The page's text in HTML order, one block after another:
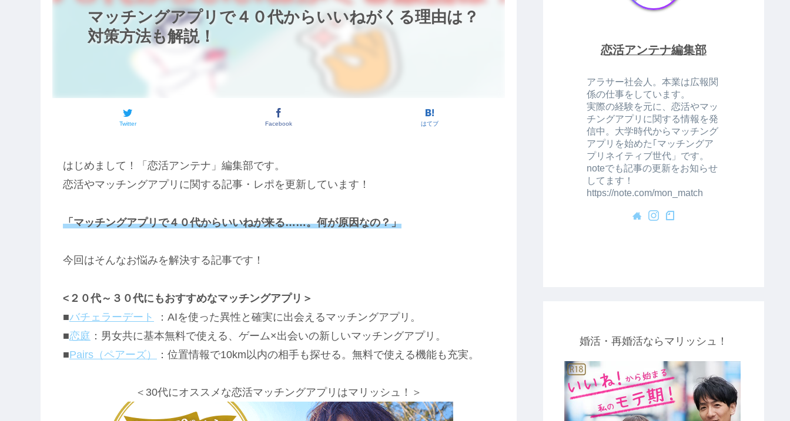
マッチングアプリで４０代からいいねがくる理由は？
対策方法も解説！
Twitter Facebook はてブ
はじめまして！「恋活アンテナ」編集部です。
恋活やマッチングアプリに関する記事・レポを更新しています！
「マッチングアプリで４０代からいいねが来る……。何が原因なの？」
今回はそんなお悩みを解決する記事です！
<２０代～３０代にもおすすめなマッチングアプリ＞
■バチェラーデート
：AIを使った異性と確実に出会えるマッチングアプリ。
■恋庭 ：男女共に基本無料で使える、ゲーム×出会いの新しいマッチングアプリ。
■Pairs（ペアーズ） ：位置情報で10km以内の相手も探せる。無料で使える機能も充実。
＜30代にオススメな恋活マッチングアプリはマリッシュ！＞
恋活アンテナ編集部
アラサー社会人。本業は広報関
係の仕事をしています。
実際の経験を元に、恋活やマッ
チングアプリに関する情報を発
信中。大学時代からマッチング
アプリを始めた｢マッチングア
プリネイティブ世代」です。
noteでも記事の更新をお知らせ
してます！
https://note.com/mon_match
婚活・再婚活ならマリッシュ！